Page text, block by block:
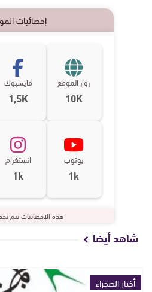
إحصائيات
زوار الموقع
10K
فايسبوك
1,5K
يوتوب
1k
انستغرام
1k
هذه الإحصائيات يتم
شاهد أيضا
أخبار الصحراء